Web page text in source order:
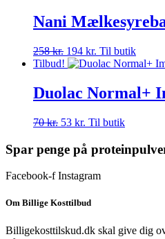
var:
350 kr..
er:
280 kr..
Nani
258kr. Den
oprindelige
258 kr..
194 kr. Den
aktuelle
er:
194 kr..
Til butik
Tilbud!
Duolac Normal+
70kr. Den
pris
var:
70 kr..
53 kr. Den
pris
er:
53 kr..
Til butik
Spar penge på
Facebook-f Instagram
Om Billige Kosttilbud
Billigekosttilskud.dk skal give dig